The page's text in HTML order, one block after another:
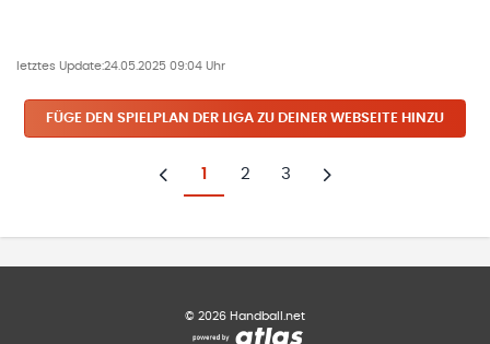
letztes Update:24.05.2025 09:04 Uhr
FÜGE DEN SPIELPLAN DER LIGA ZU DEINER WEBSEITE HINZU
Zurück
1 2 3
Weiter
© 2026 Handball.net